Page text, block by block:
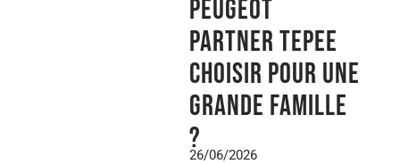
Peugeot
Partner Tepee
choisir pour une
grande famille
?
26/06/2026